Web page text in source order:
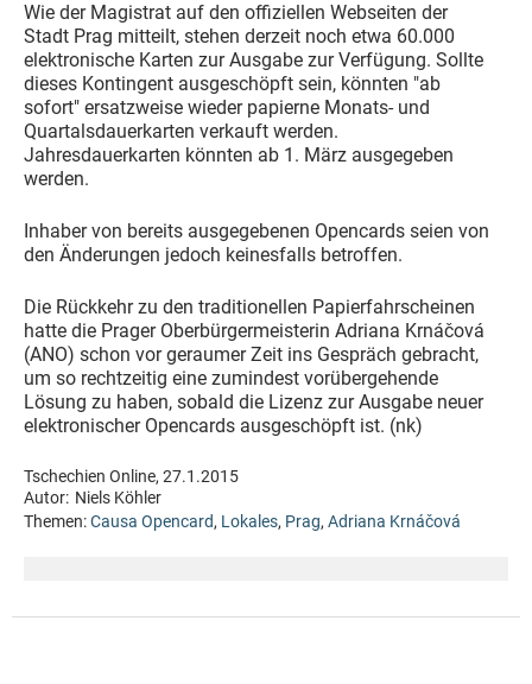
Wie der Magistrat auf den offiziellen Webseiten der
Stadt Prag mitteilt, stehen derzeit noch etwa 60.000
elektronische Karten zur Ausgabe zur Verfügung. Sollte
dieses Kontingent ausgeschöpft sein, könnten "ab
sofort" ersatzweise wieder papierne Monats- und
Quartalsdauerkarten verkauft werden.
Jahresdauerkarten könnten ab 1. März ausgegeben
werden.
Inhaber von bereits ausgegebenen Opencards seien von
den Änderungen jedoch keinesfalls betroffen.
Die Rückkehr zu den traditionellen Papierfahrscheinen
hatte die Prager Oberbürgermeisterin Adriana Krnáčová
(ANO) schon vor geraumer Zeit ins Gespräch gebracht,
um so rechtzeitig eine zumindest vorübergehende
Lösung zu haben, sobald die Lizenz zur Ausgabe neuer
elektronischer Opencards ausgeschöpft ist. (nk)
Tschechien Online, 27.1.2015
Autor: Niels Köhler
Themen:Causa Opencard, Lokales, Prag, Adriana Krnáčová